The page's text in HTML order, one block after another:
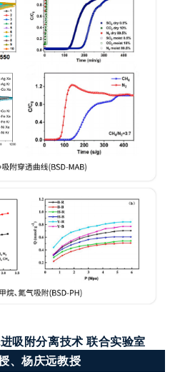
吸附分离技术 联合实验室
、杨庆远教授